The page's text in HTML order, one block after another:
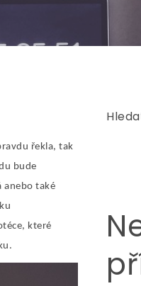
řekla, tak
bude
anebo také
které